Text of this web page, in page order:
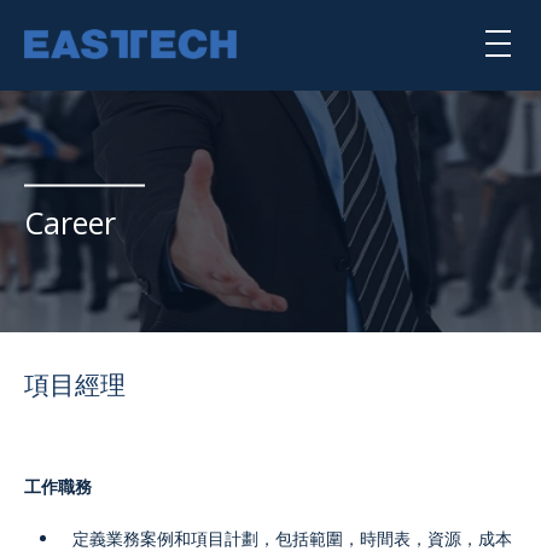
content
喇叭單體
揚聲器系統
核心能力
punktkilde
SEARCH TRANSDUCERS
Career
項目經理
工作職務
定義業務案例和項目計劃，包括範圍，時間表，資源，成本